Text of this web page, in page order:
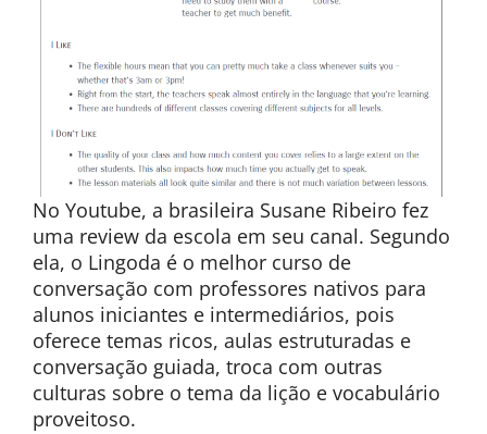
No Youtube, a brasileira Susane Ribeiro fez
uma review da escola em seu canal. Segundo
ela, o Lingoda é o melhor curso de
conversação com professores nativos para
alunos iniciantes e intermediários, pois
oferece temas ricos, aulas estruturadas e
conversação guiada, troca com outras
culturas sobre o tema da lição e vocabulário
proveitoso.